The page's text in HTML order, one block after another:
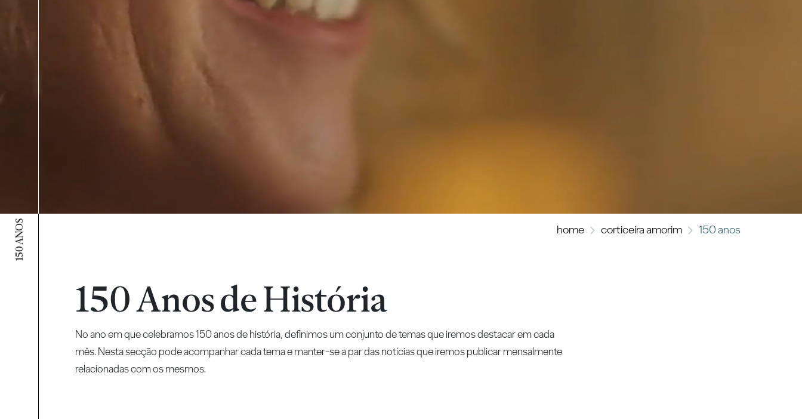
150 ANOS home corticeira amorim 150 anos
150 Anos de História
No ano em que celebramos 150 anos de história, definimos um conjunto de temas que iremos destacar em cada
mês. Nesta secção pode acompanhar cada tema e manter-se a par das notícias que iremos publicar mensalmente
relacionadas com os mesmos.